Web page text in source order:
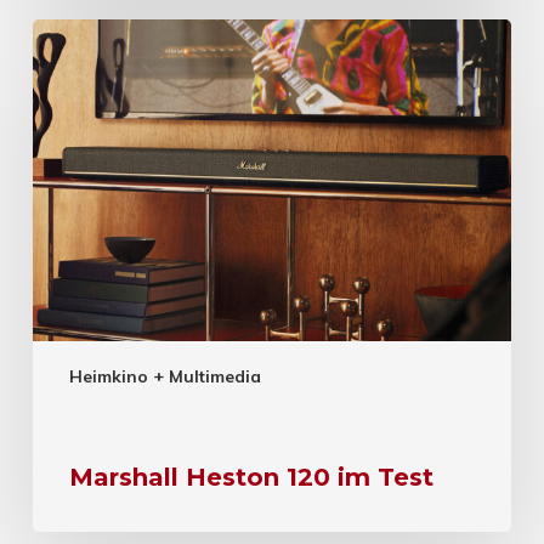
Heimkino + Multimedia
Marshall Heston 120 im Test